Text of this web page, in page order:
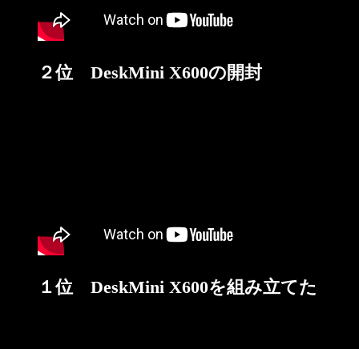
２位 DeskMini X600の開封
１位 DeskMini X600を組み立てた